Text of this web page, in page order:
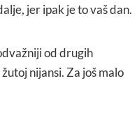
jer ipak je to vaš dan.
od drugih
nijansi. Za još malo